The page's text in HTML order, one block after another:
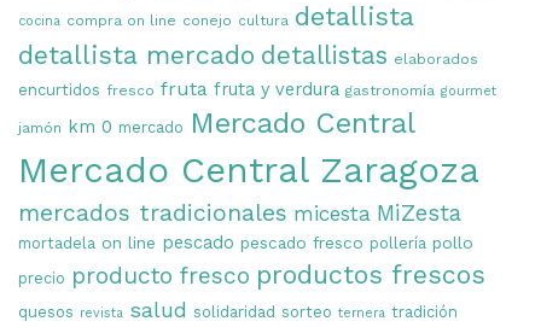
cocina compra on line conejo cultura detallista
detallista mercado detallistas elaborados
encurtidos fresco fruta fruta y verdura gastronomía gourmet
jamón km 0 mercado Mercado Central
Mercado Central Zaragoza
mercados tradicionales micesta MiZesta
mortadela on line pescado pescado fresco pollería pollo
precio producto fresco productos frescos
quesos revista salud solidaridad sorteo ternera tradición